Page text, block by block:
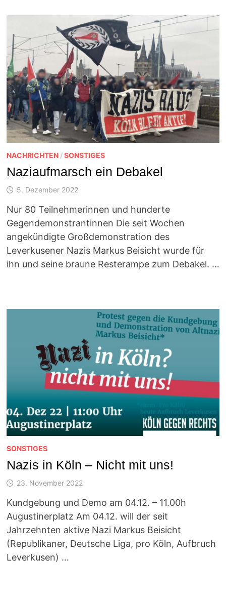
NACHRICHTEN/SONSTIGES
Naziaufmarsch ein Debakel
5. Dezember 2022
Nur 80 Teilnehmerinnen und hunderte
Gegendemonstrantinnen Die seit Wochen
angekündigte Großdemonstration des
Leverkusener Nazis Markus Beisicht wurde für
ihn und seine braune Resterampe zum Debakel. …
SONSTIGES
Nazis in Köln – Nicht mit uns!
23. November 2022
Kundgebung und Demo am 04.12. – 11.00h
Augustinerplatz Am 04.12. will der seit
Jahrzehnten aktive Nazi Markus Beisicht
(Republikaner, Deutsche Liga, pro Köln, Aufbruch
Leverkusen) …